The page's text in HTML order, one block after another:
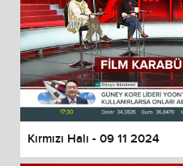
Kırmızı Halı - 09 11 2024